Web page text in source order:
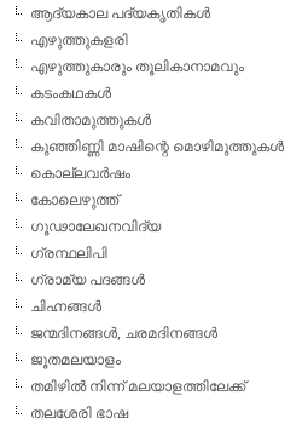
ആദ്യകാല പദ്യകൃതികള്‍
എഴുത്തുകളരി
എഴുത്തുകാരും തൂലികാനാമവും
കടംകഥകള്‍
കവിതാമുത്തുകള്‍
കുഞ്ഞിണ്ണി മാഷിന്റെ മൊഴിമുത്തുകള്‍
കൊല്ലവര്‍ഷം
കോലെഴുത്ത്
ഗൂഢാലേഖനവിദ്യ
ഗ്രന്ഥലിപി
ഗ്രാമ്യ പദങ്ങള്‍
ചിഹ്നങ്ങള്‍
ജന്മദിനങ്ങള്‍, ചരമദിനങ്ങള്‍
ജൂതമലയാളം
തമിഴില്‍ നിന്ന് മലയാളത്തിലേക്ക്
തലശേരി ഭാഷ